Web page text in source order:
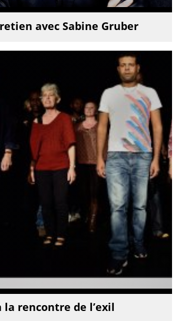
avec Sabine Gruber
la rencontre de l’exil